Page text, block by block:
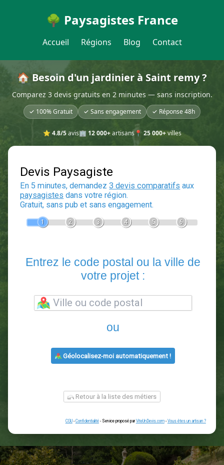
🌳 Paysagistes France
Accueil Régions Blog Contact
🏠 Besoin d'un jardinier à Saint remy ?
Comparez 3 devis gratuits en 2 minutes — sans inscription.
✓ 100% Gratuit ✓ Sans engagement ✓ Réponse 48h
⭐ 4.8/5avis🏢 12 000+artisans📍 25 000+villes
Devis Paysagiste
En 5 minutes, demandez3 devis comparatifs
votre projet :
ou
Géolocalisez-moi automatiquement !